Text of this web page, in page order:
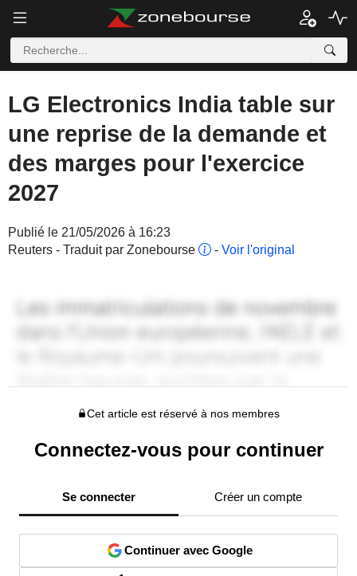
LG Electronics India table sur
une reprise de la demande et
des marges pour l'exercice
2027
Publié le 21/05/2026 à 16:23
Reuters - Traduit par Zonebourse
- Voir l'original
Cet article est réservé à nos membres
Connectez-vous pour continuer
Se connecter Créer un compte
Continuer avec Google